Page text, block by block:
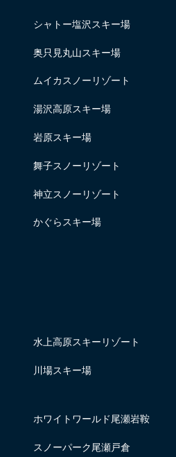
シャトー塩沢スキー場
奥只見丸山スキー場
ムイカスノーリゾート
湯沢高原スキー場
岩原スキー場
舞子スノーリゾート
神立スノーリゾート
かぐらスキー場
水上高原スキーリゾート
川場スキー場
ホワイトワールド尾瀬岩鞍
スノーパーク尾瀬戸倉